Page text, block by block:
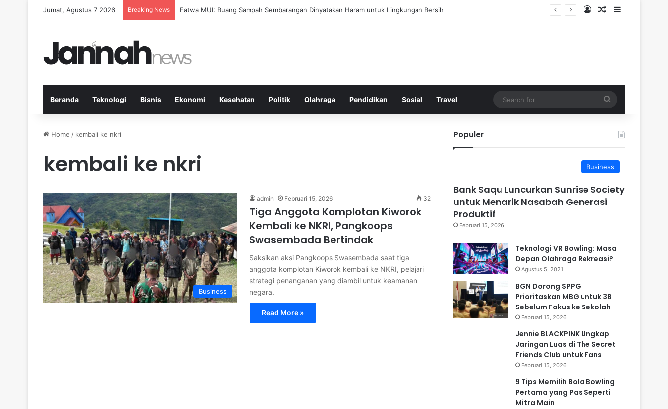
Jumat, Agustus 7 2026 Breaking News Pep Guardiola Bergembira Memiliki John Stones Kembali di Timnya Log InRandom Article
Sidebar
Beranda Teknologi Bisnis Ekonomi Kesehatan Politik Olahraga Pendidikan Sosial Travel
for
Home / kembali ke nkri
kembali ke nkri
Business
admin Februari 15, 2026 32
Tiga Anggota Komplotan Kiworok
Kembali ke NKRI, Pangkoops
Swasembada Bertindak
Saksikan aksi Pangkoops Swasembada saat tiga
anggota komplotan Kiworok kembali ke NKRI, pelajari
strategi penanganan yang diambil untuk keamanan
negara.
Read More »
Populer
Business
Bank Saqu Luncurkan Sunrise Society
untuk Menarik Nasabah Generasi
Produktif
Februari 15, 2026
Teknologi VR Bowling: Masa
Depan Olahraga Rekreasi?
Agustus 5, 2021
BGN Dorong SPPG
Prioritaskan MBG untuk 3B
Sebelum Fokus ke Sekolah
Februari 15, 2026
Jennie BLACKPINK Ungkap
Jaringan Luas di The Secret
Friends Club untuk Fans
Februari 15, 2026
9 Tips Memilih Bola Bowling
Pertama yang Pas Seperti
Mitra Main